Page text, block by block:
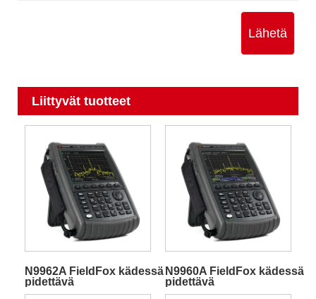
Lähetä
Liittyvät tuotteet
N9962A FieldFox kädessä
pidettävä
mikroaaltospektrianalysaattori
N9960A FieldFox kädessä
pidettävä